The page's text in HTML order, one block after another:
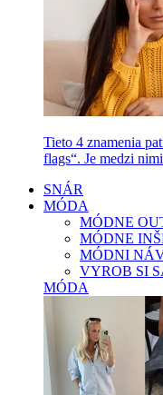
Tieto 4 znamenia
flags“. Je medzi
SNÁR
MÓDA
MÓDNE
MÓDNE
MÓDNI
VYROB SI
MÓDA